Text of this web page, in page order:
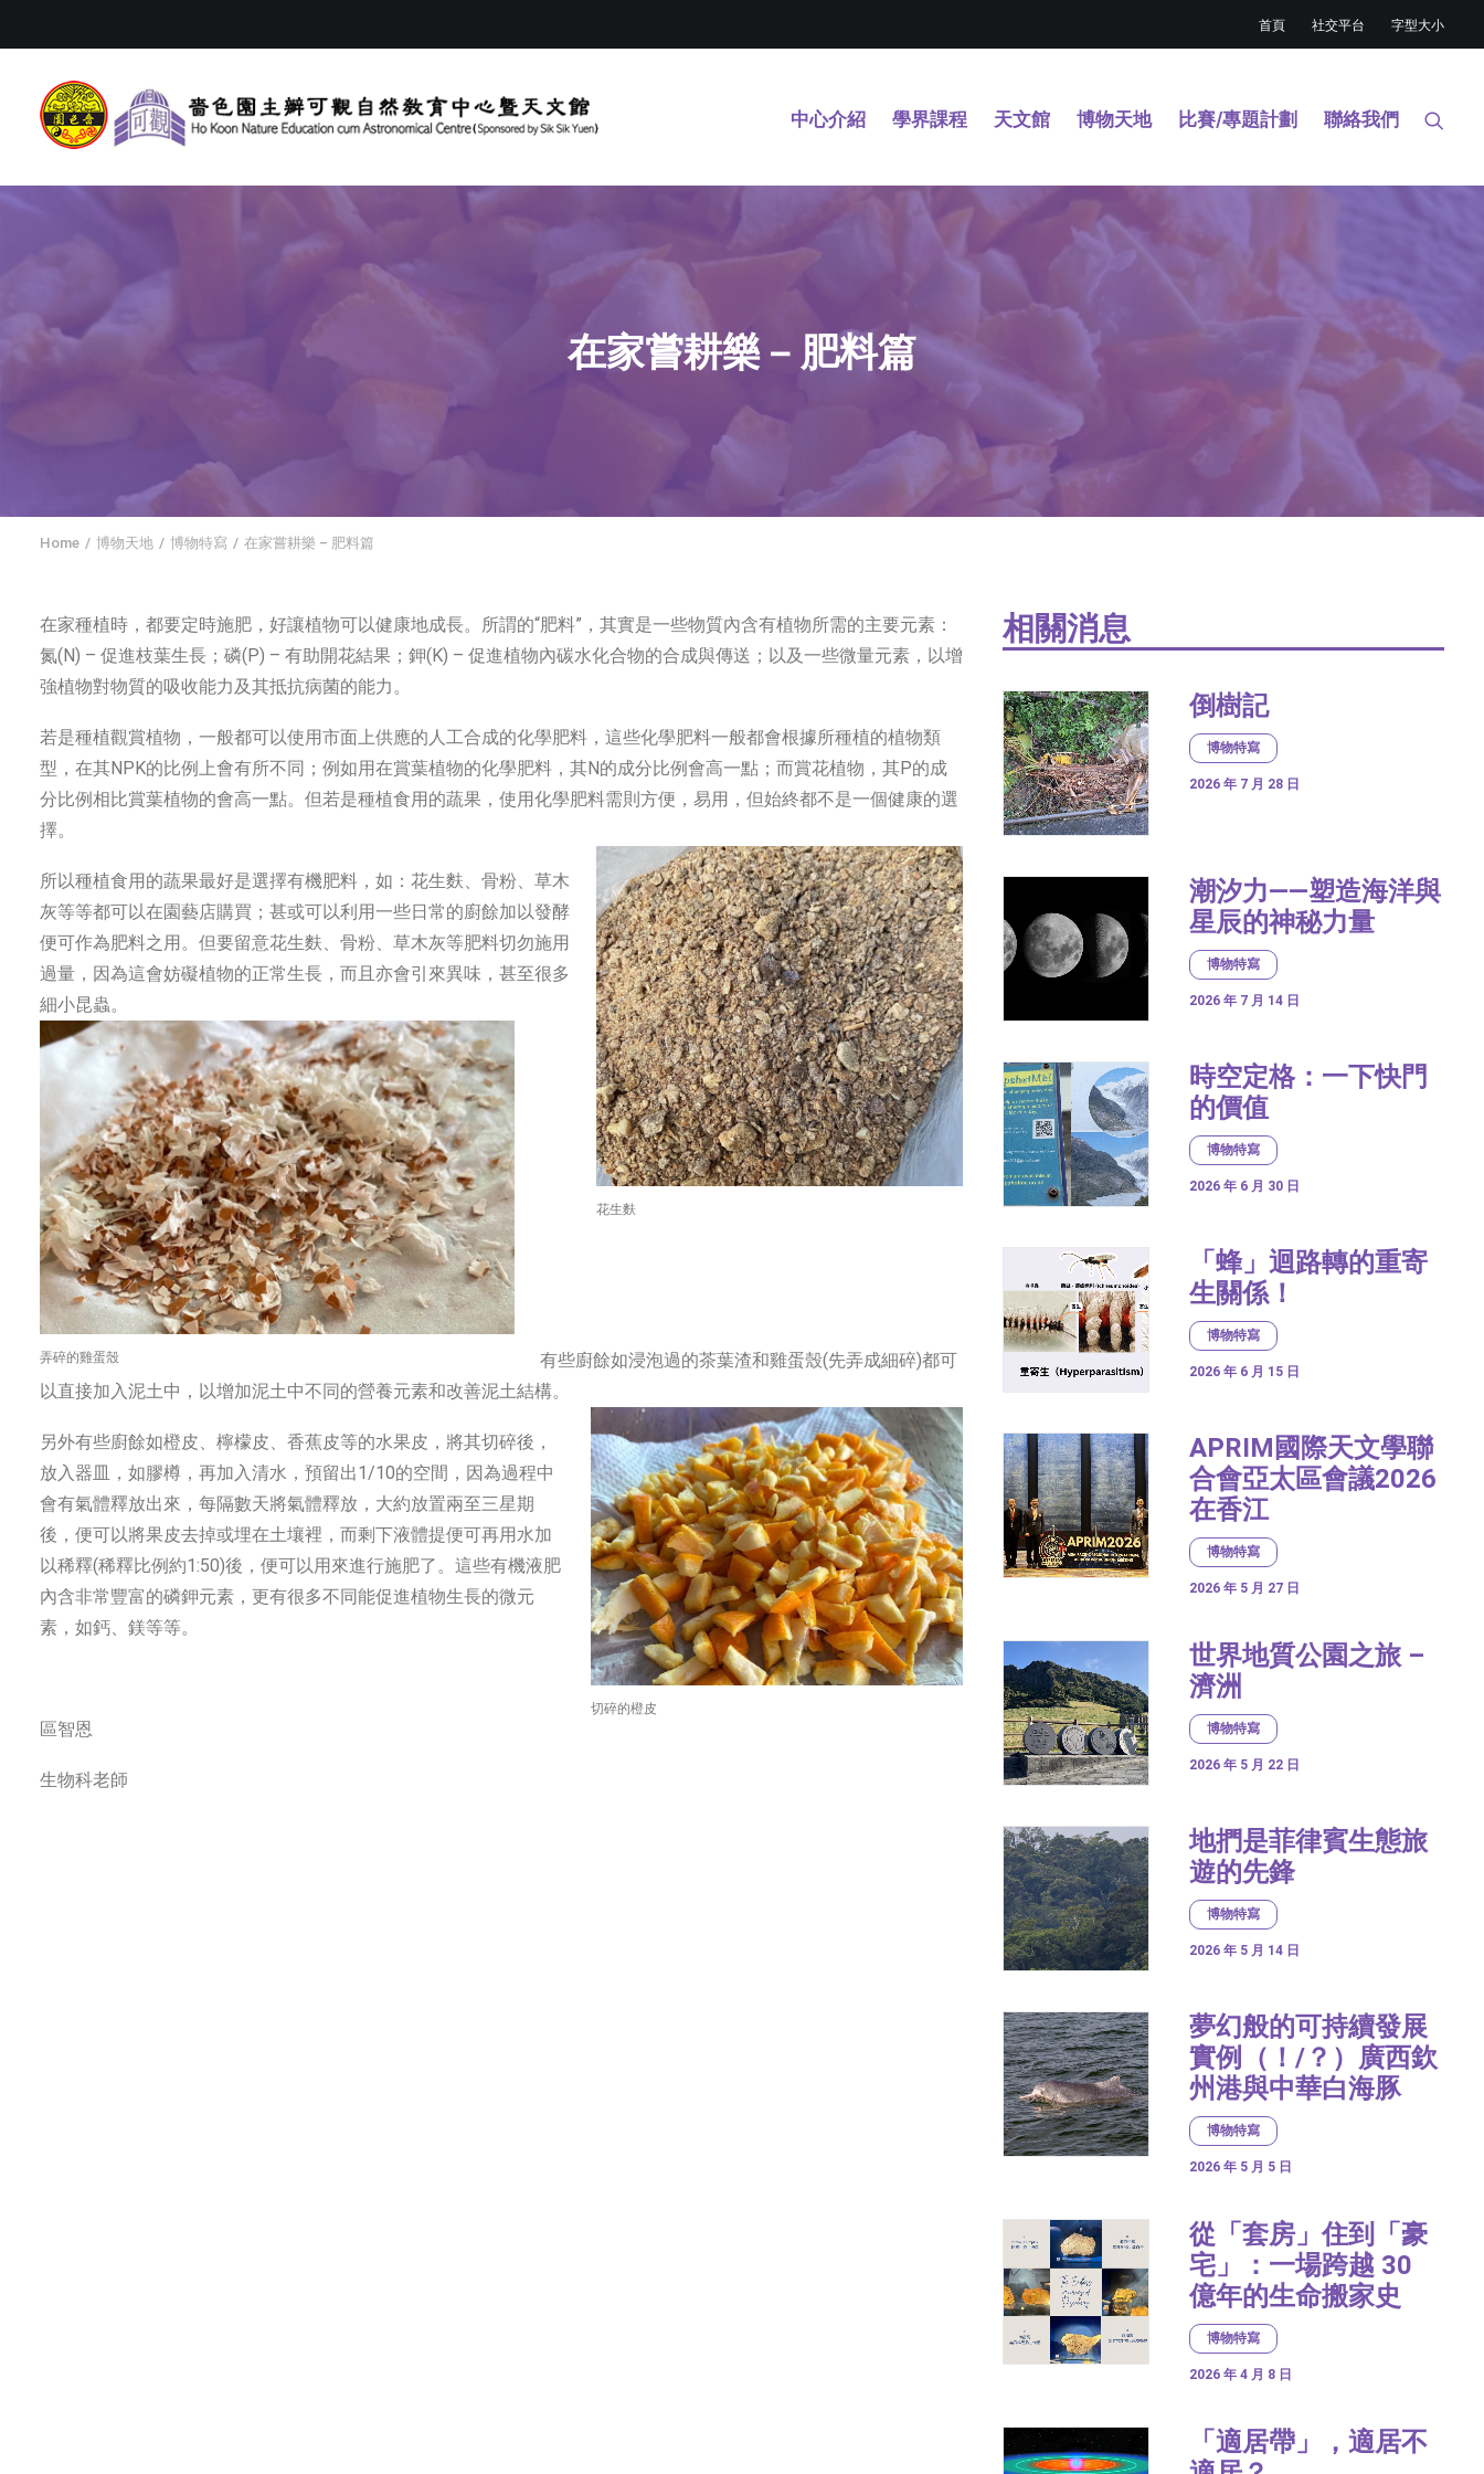
首頁 社交平台 字型大小
中心介紹 學界課程 天文館 博物天地 比賽/專題計劃 聯絡我們
在家嘗耕樂 – 肥料篇
Home 博物天地 博物特寫 在家嘗耕樂 – 肥料篇
在家種植時，都要定時施肥，好讓植物可以健康地成長。所謂的“肥料”，其實是一些物質內含有植物所需的主要元素：
氮(N) – 促進枝葉生長；磷(P) – 有助開花結果；鉀(K) – 促進植物內碳水化合物的合成與傳送；以及一些微量元素，以增
強植物對物質的吸收能力及其抵抗病菌的能力。
若是種植觀賞植物，一般都可以使用市面上供應的人工合成的化學肥料，這些化學肥料一般都會根據所種植的植物類
型，在其NPK的比例上會有所不同；例如用在賞葉植物的化學肥料，其N的成分比例會高一點；而賞花植物，其P的成
分比例相比賞葉植物的會高一點。但若是種植食用的蔬果，使用化學肥料需則方便，易用，但始終都不是一個健康的選
擇。
花生麩
所以種植食用的蔬果最好是選擇有機肥料，如：花生麩、骨粉、草木
灰等等都可以在園藝店購買；甚或可以利用一些日常的廚餘加以發酵
便可作為肥料之用。但要留意花生麩、骨粉、草木灰等肥料切勿施用
過量，因為這會妨礙植物的正常生長，而且亦會引來異味，甚至很多
細小昆蟲。
弄碎的雞蛋殼
有些廚餘如浸泡過的茶葉渣和雞蛋殼(先弄成細碎)都可
以直接加入泥土中，以增加泥土中不同的營養元素和改善泥土結構。
切碎的橙皮
另外有些廚餘如橙皮、檸檬皮、香蕉皮等的水果皮，將其切碎後，
放入器皿，如膠樽，再加入清水，預留出1/10的空間，因為過程中
會有氣體釋放出來，每隔數天將氣體釋放，大約放置兩至三星期
後，便可以將果皮去掉或埋在土壤裡，而剩下液體提便可再用水加
以稀釋(稀釋比例約1:50)後，便可以用來進行施肥了。這些有機液肥
內含非常豐富的磷鉀元素，更有很多不同能促進植物生長的微元
素，如鈣、鎂等等。
區智恩
生物科老師
相關消息
倒樹記
博物特寫
2026 年 7 月 28 日
潮汐力——塑造海洋與
星辰的神秘力量
博物特寫
2026 年 7 月 14 日
時空定格：一下快門
的價值
博物特寫
2026 年 6 月 30 日
「蜂」迴路轉的重寄
生關係！
博物特寫
2026 年 6 月 15 日
APRIM國際天文學聯
合會亞太區會議2026
在香江
博物特寫
2026 年 5 月 27 日
世界地質公園之旅 –
濟洲
博物特寫
2026 年 5 月 22 日
地捫是菲律賓生態旅
遊的先鋒
博物特寫
2026 年 5 月 14 日
夢幻般的可持續發展
實例（！/？）廣西欽
州港與中華白海豚
博物特寫
2026 年 5 月 5 日
從「套房」住到「豪
宅」：一場跨越 30
億年的生命搬家史
博物特寫
2026 年 4 月 8 日
「適居帶」，適居不